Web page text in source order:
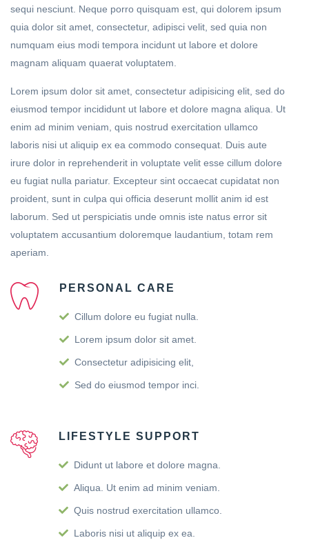
sequi nesciunt. Neque porro quisquam est, qui dolorem ipsum
quia dolor sit amet, consectetur, adipisci velit, sed quia non
numquam eius modi tempora incidunt ut labore et dolore
magnam aliquam quaerat voluptatem.
Lorem ipsum dolor sit amet, consectetur adipisicing elit, sed do
eiusmod tempor incididunt ut labore et dolore magna aliqua. Ut
enim ad minim veniam, quis nostrud exercitation ullamco
laboris nisi ut aliquip ex ea commodo consequat. Duis aute
irure dolor in reprehenderit in voluptate velit esse cillum dolore
eu fugiat nulla pariatur. Excepteur sint occaecat cupidatat non
proident, sunt in culpa qui officia deserunt mollit anim id est
laborum. Sed ut perspiciatis unde omnis iste natus error sit
voluptatem accusantium doloremque laudantium, totam rem
aperiam.
PERSONAL CARE
Cillum dolore eu fugiat nulla.
Lorem ipsum dolor sit amet.
Consectetur adipisicing elit,
Sed do eiusmod tempor inci.
LIFESTYLE SUPPORT
Didunt ut labore et dolore magna.
Aliqua. Ut enim ad minim veniam.
Quis nostrud exercitation ullamco.
Laboris nisi ut aliquip ex ea.